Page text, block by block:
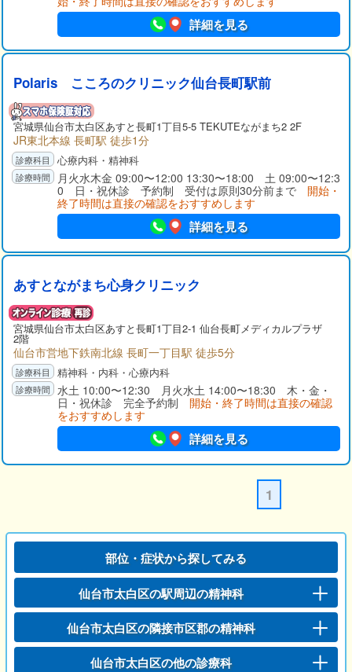
詳細を見る
Polaris こころのクリニック仙台長町駅前
宮城県仙台市太白区あすと長町1丁目5-5 TEKUTEながまち2 2F
JR東北本線 長町駅 徒歩1分
心療内科・精神科
月火水木金 09:00〜12:00 13:30〜18:00 土 09:00〜12:3
0 日・祝休診 予約制 受付は原則30分前まで 開始・
終了時間は直接の確認をおすすめします
詳細を見る
あすとながまち心身クリニック
宮城県仙台市太白区あすと長町1丁目2-1 仙台長町メディカルプラザ
2階
仙台市営地下鉄南北線 長町一丁目駅 徒歩5分
精神科・内科・心療内科
水土 10:00〜12:30 月火水土 14:00〜18:30 木・金・
日・祝休診 完全予約制 開始・終了時間は直接の確認
をおすすめします
詳細を見る
1
部位・症状から探してみる
仙台市太白区の駅周辺の精神科
仙台市太白区の隣接市区郡の精神科
仙台市太白区の他の診療科